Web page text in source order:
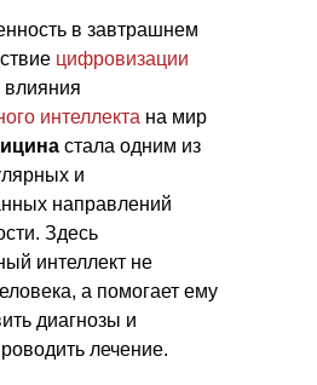
в завтрашнем
цифровизации
интеллекта на мир
стала одним из
и
направлений
Здесь
интеллект не
а помогает ему
диагнозы и
лечение.